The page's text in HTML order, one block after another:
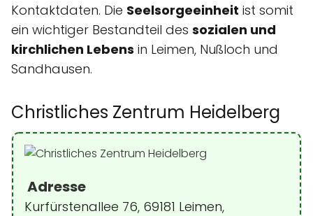
Kontaktdaten. Die Seelsorgeeinheit ist somit
ein wichtiger Bestandteil des sozialen und
kirchlichen Lebens in Leimen, Nußloch und
Sandhausen.
Christliches Zentrum Heidelberg
Adresse
Kurfürstenallee 76, 69181 Leimen,